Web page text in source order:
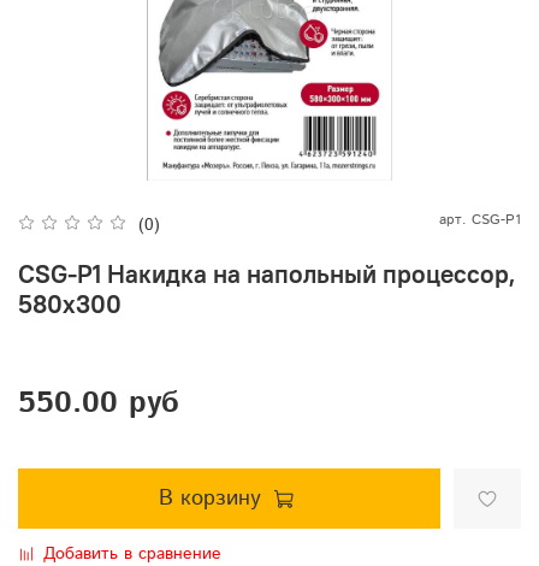
(0) арт. CSG-P1
CSG-P1 Накидка на напольный процессор,
580х300
550.00 руб
В корзину
Добавить в сравнение